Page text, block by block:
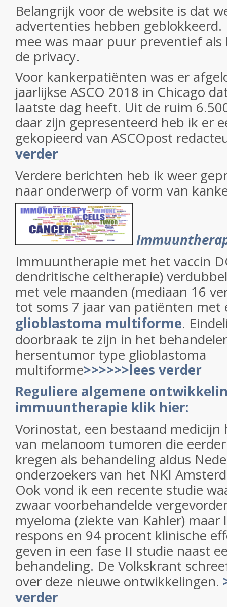
Belangrijk voor de website is dat
advertenties hebben
mee was maar puur preventief
de privacy.
Voor kankerpatiënten was er
jaarlijkse ASCO 2018 in Chicago
laatste dag heeft. Uit de ruim
daar zijn gepresenteerd heb ik er
gekopieerd van ASCOpost
verder
Verdere berichten heb ik weer
naar onderwerp of vorm van
Immuuntherapie met het vaccin
dendritische celtherapie)
met vele maanden (mediaan 16
tot soms 7 jaar van patiënten met
glioblastoma multiforme.
doorbraak te zijn in het
hersentumor type glioblastoma
multiforme>>>>>>lees verder
Reguliere algemene
immuuntherapie klik hier:
Vorinostat, een bestaand
van melanoom tumoren die
kregen als behandeling aldus
onderzoekers van het NKI
Ook vond ik een recente studie
zwaar voorbehandelde
myeloma (ziekte van Kahler)
respons en 94 procent klinische
geven in een fase II studie naast
behandeling. De Volkskrant
over deze nieuwe ontwikkelingen.
verder